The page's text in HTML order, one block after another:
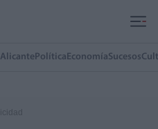
Alicante Política EconomíaSucesos